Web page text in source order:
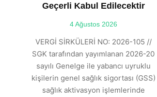
Geçerli Kabul Edilecektir
4 Ağustos 2026
VERGİ SİRKÜLERİ NO: 2026-105 //
SGK tarafından yayımlanan 2026-20
sayılı Genelge ile yabancı uyruklu
kişilerin genel sağlık sigortası (GSS)
sağlık aktivasyon işlemlerinde